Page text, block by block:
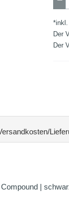
Der
Der
|